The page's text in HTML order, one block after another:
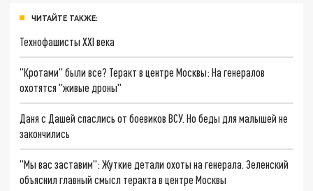
ЧИТАЙТЕ ТАКЖЕ:
Технофашисты XXI века
"Кротами" были все? Теракт в центре Москвы: На генералов
охотятся "живые дроны"
Даня с Дашей спаслись от боевиков ВСУ. Но беды для малышей не
закончились
"Мы вас заставим": Жуткие детали охоты на генерала. Зеленский
объяснил главный смысл теракта в центре Москвы